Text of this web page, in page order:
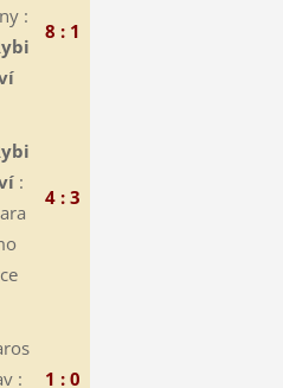
:
8 : 1
:
4 : 3
:
1 : 0